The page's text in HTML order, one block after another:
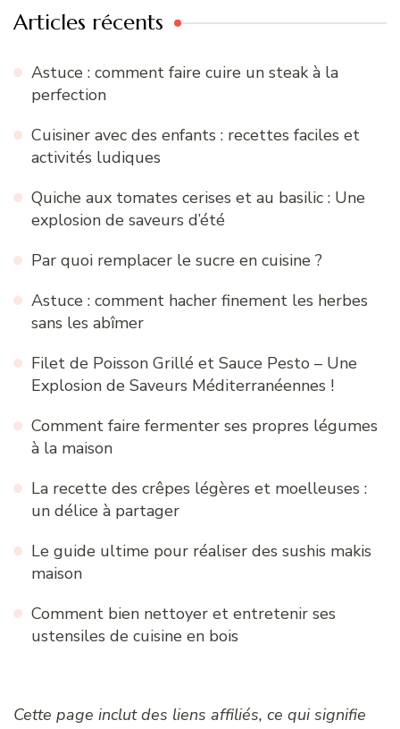
Articles récents
Astuce : comment faire cuire un steak à la
perfection
Cuisiner avec des enfants : recettes faciles et
activités ludiques
Quiche aux tomates cerises et au basilic : Une
explosion de saveurs d’été
Par quoi remplacer le sucre en cuisine ?
Astuce : comment hacher finement les herbes
sans les abîmer
Filet de Poisson Grillé et Sauce Pesto – Une
Explosion de Saveurs Méditerranéennes !
Comment faire fermenter ses propres légumes
à la maison
La recette des crêpes légères et moelleuses :
un délice à partager
Le guide ultime pour réaliser des sushis makis
maison
Comment bien nettoyer et entretenir ses
ustensiles de cuisine en bois
Cette page inclut des liens affiliés, ce qui signifie